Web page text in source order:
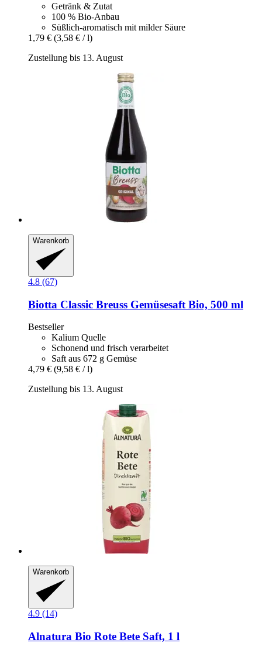
Getränk & Zutat
100 % Bio-Anbau
Süßlich-aromatisch mit milder Säure
1,79 € (3,58 € / l)
Zustellung bis 13. August
Warenkorb
4.8 (67)
Biotta Classic Breuss Gemüsesaft Bio, 500 ml
Bestseller
Kalium Quelle
Schonend und frisch verarbeitet
Saft aus 672 g Gemüse
4,79 € (9,58 € / l)
Zustellung bis 13. August
Warenkorb
4.9 (14)
Alnatura Bio Rote Bete Saft, 1 l